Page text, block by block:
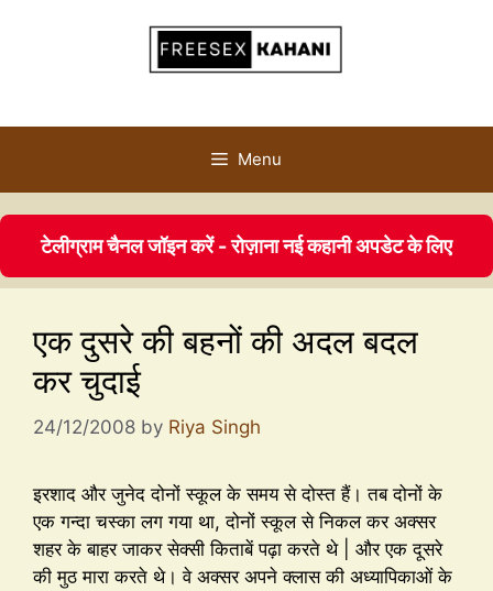
Menu
टेलीग्राम चैनल जॉइन करें - रोज़ाना नई कहानी अपडेट के लिए
एक दुसरे की बहनों की अदल बदल
कर चुदाई
24/12/2008 by Riya Singh
इरशाद और जुनेद दोनों स्कूल के समय से दोस्त हैं। तब दोनों के
एक गन्दा चस्का लग गया था, दोनों स्कूल से निकल कर अक्सर
शहर के बाहर जाकर सेक्सी किताबें पढ़ा करते थे | और एक दूसरे
की मुठ मारा करते थे। वे अक्सर अपने क्लास की अध्यापिकाओं के